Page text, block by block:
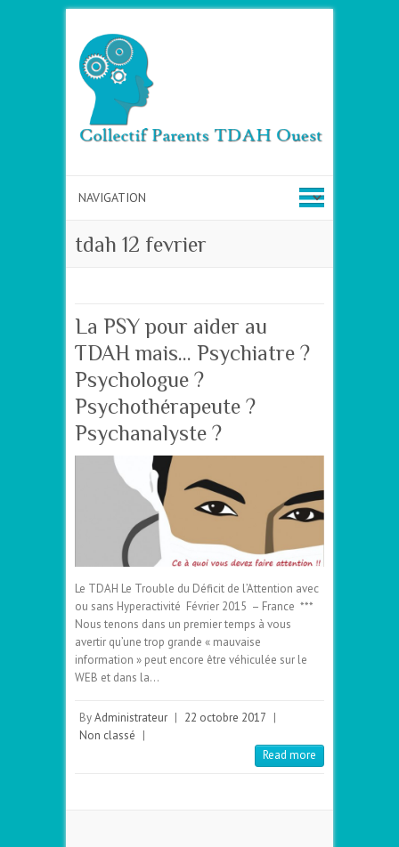
tdah 12 fevrier
La PSY pour aider au
TDAH mais… Psychiatre ?
Psychologue ?
Psychothérapeute ?
Psychanalyste ?
Le TDAH Le Trouble du Déficit de l’Attention avec
ou sans Hyperactivité Février 2015 – France ***
Nous tenons dans un premier temps à vous
avertir qu’une trop grande « mauvaise
information » peut encore être véhiculée sur le
WEB et dans la…
ByAdministrateur 22 octobre 2017
Non classé
Read more